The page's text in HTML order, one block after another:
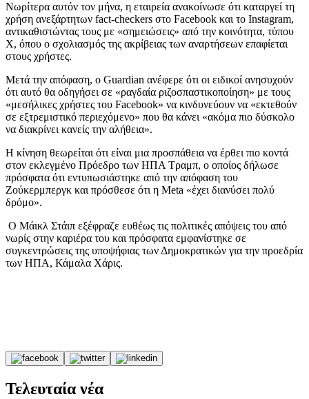
Νωρίτερα αυτόν τον μήνα, η εταιρεία ανακοίνωσε ότι καταργεί τη
χρήση ανεξάρτητων fact-checkers στο Facebook και το Instagram,
αντικαθιστώντας τους με «σημειώσεις» από την κοινότητα, τύπου
X, όπου ο σχολιασμός της ακρίβειας των αναρτήσεων επαφίεται
στους χρήστες.
Μετά την απόφαση, ο Guardian ανέφερε ότι οι ειδικοί ανησυχούν
ότι αυτό θα οδηγήσει σε «ραγδαία ριζοσπαστικοποίηση» με τους
«μεσήλικες χρήστες του Facebook» να κινδυνεύουν να «εκτεθούν
σε εξτρεμιστικό περιεχόμενο» που θα κάνει «ακόμα πιο δύσκολο
να διακρίνει κανείς την αλήθεια».
Η κίνηση θεωρείται ότι είναι μια προσπάθεια να έρθει πιο κοντά
στον εκλεγμένο Πρόεδρο των ΗΠΑ Τραμπ, ο οποίος δήλωσε
πρόσφατα ότι εντυπωσιάστηκε από την απόφαση του
Ζούκερμπεργκ και πρόσθεσε ότι η Meta «έχει διανύσει πολύ
δρόμο».
Ο Μάικλ Στάιπ εξέφραζε ευθέως τις πολιτικές απόψεις του από
νωρίς στην καριέρα του και πρόσφατα εμφανίστηκε σε
συγκεντρώσεις της υποψήφιας των Δημοκρατικών για την προεδρία
των ΗΠΑ, Κάμαλα Χάρις.
Τελευταία νέα